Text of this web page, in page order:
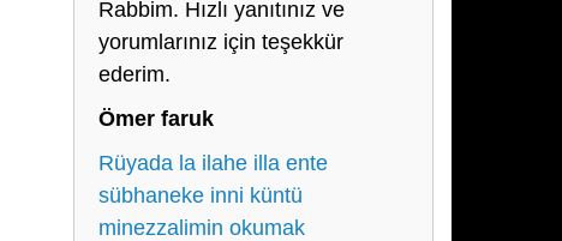
Rabbim. Hızlı yanıtınız ve
yorumlarınız için teşekkür
ederim.
Ömer faruk
Rüyada la ilahe illa ente
sübhaneke inni küntü
minezzalimin okumak